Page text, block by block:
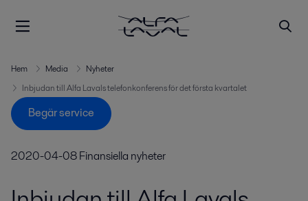
Hem Media
Nyheter
Inbjudan till Alfa Lavals telefonkonferens för det första kvartalet
Begär service
2020-04-08Finansiella nyheter